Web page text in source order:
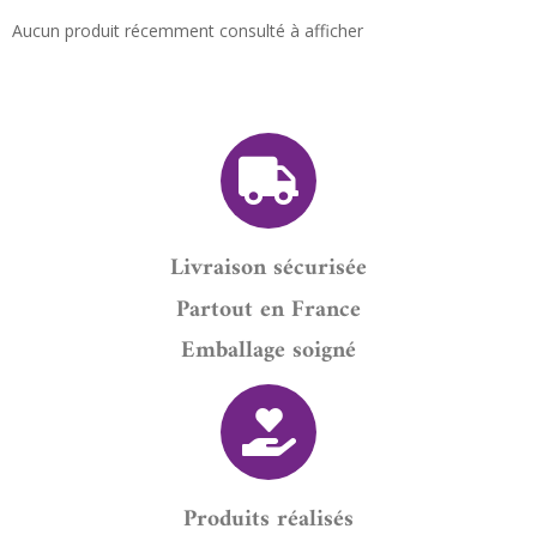
Aucun produit récemment consulté à afficher
Livraison sécurisée
Partout en France
Emballage soigné
Produits réalisés